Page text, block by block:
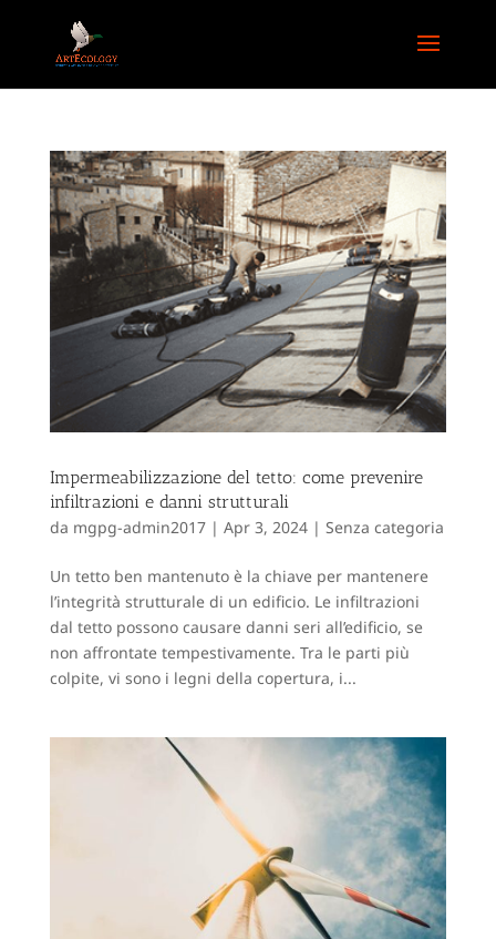
Impermeabilizzazione del tetto: come prevenire
infiltrazioni e danni strutturali
da mgpg-admin2017| Apr 3, 2024| Senza categoria
Un tetto ben mantenuto è la chiave per mantenere
l’integrità strutturale di un edificio. Le infiltrazioni
dal tetto possono causare danni seri all’edificio, se
non affrontate tempestivamente. Tra le parti più
colpite, vi sono i legni della copertura, i...